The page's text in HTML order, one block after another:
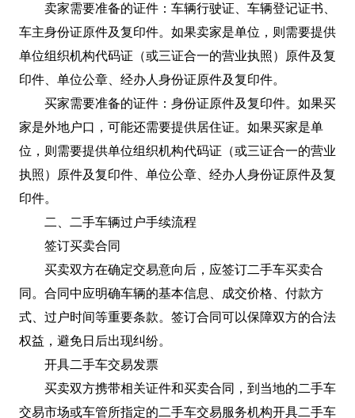
卖家需要准备的证件：车辆行驶证、车辆登记证书、
车主身份证原件及复印件。如果卖家是单位，则需要提供
单位组织机构代码证（或三证合一的营业执照）原件及复
印件、单位公章、经办人身份证原件及复印件。
买家需要准备的证件：身份证原件及复印件。如果买
家是外地户口，可能还需要提供居住证。如果买家是单
位，则需要提供单位组织机构代码证（或三证合一的营业
执照）原件及复印件、单位公章、经办人身份证原件及复
印件。
二、二手车辆过户手续流程
签订买卖合同
买卖双方在确定交易意向后，应签订二手车买卖合
同。合同中应明确车辆的基本信息、成交价格、付款方
式、过户时间等重要条款。签订合同可以保障双方的合法
权益，避免日后出现纠纷。
开具二手车交易发票
买卖双方携带相关证件和买卖合同，到当地的二手车
交易市场或车管所指定的二手车交易服务机构开具二手车